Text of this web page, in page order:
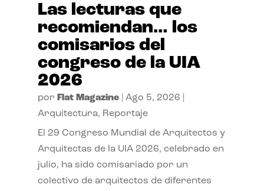
Las lecturas que
recomiendan… los
comisarios del
congreso de la UIA
2026
por Flat Magazine| Ago 5, 2026
Arquitectura, Reportaje
El 29 Congreso Mundial de Arquitectos y
Arquitectas de la UIA 2026, celebrado en
julio, ha sido comisariado por un
colectivo de arquitectos de diferentes